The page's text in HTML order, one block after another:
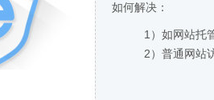
如何解决：
1）如网站托
2）普通网站